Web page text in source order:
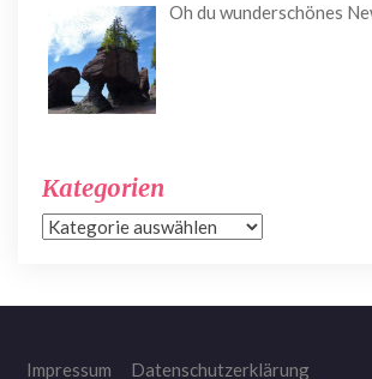
Oh du wunderschönes
Kategorien
Kategorien
Impressum Datenschutzerklärung